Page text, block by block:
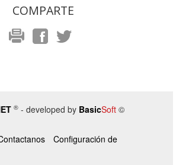
COMPARTE
® - developed by BasicSoft ©
Configuración de